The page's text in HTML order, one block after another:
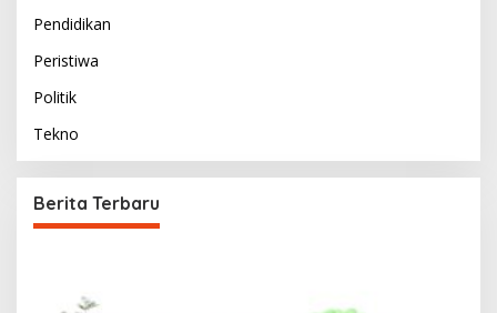
Pendidikan
Peristiwa
Politik
Tekno
Berita Terbaru